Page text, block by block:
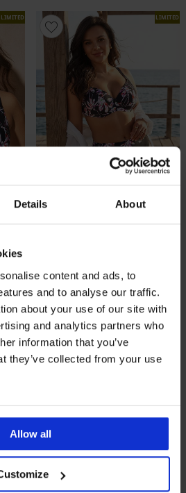
Details About
content and ads, to
and to analyse our traffic.
about your use of our site with
and analytics partners who
information that you’ve
they’ve collected from your use
Allow all
LIMITED LIMITED
Zľava
67,18 €Pôvodná cena
111,98 €
LIMITED LIMITED